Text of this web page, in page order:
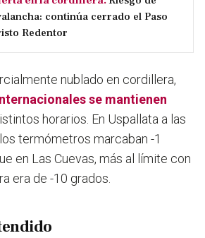
continúa cerrado el Paso
Redentor
nublado en cordillera,
se mantienen
horarios. En Uspallata a las
termómetros marcaban -1
en Las Cuevas, más al límite con
era de -10 grados.